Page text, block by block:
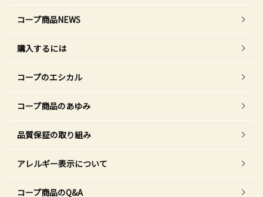
コープ商品NEWS
購入するには
コープのエシカル
コープ商品のあゆみ
品質保証の取り組み
アレルギー表示について
コープ商品のQ&A